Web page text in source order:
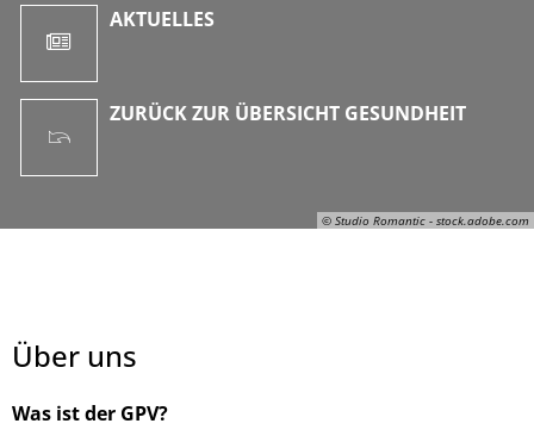
© Studio Romantic - stock.adobe.com
AKTUELLES
ZURÜCK ZUR ÜBERSICHT GESUNDHEIT
Über uns
Was ist der GPV?